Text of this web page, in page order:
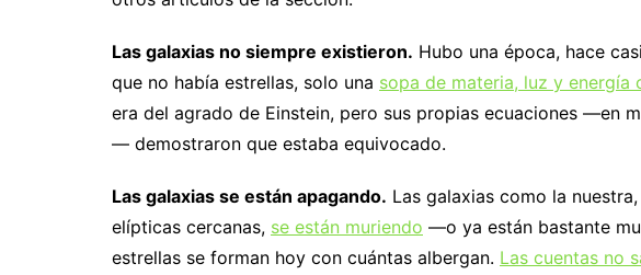
Las galaxias no siempre existieron. Hubo una época, hace
que no había estrellas, solo una sopa de materia, luz y energía
era del agrado de Einstein, pero sus propias ecuaciones —en
— demostraron que estaba equivocado.
Las galaxias se están apagando. Las galaxias como la
elípticas cercanas, se están muriendo —o ya están bastante
estrellas se forman hoy con cuántas albergan. Las cuentas no